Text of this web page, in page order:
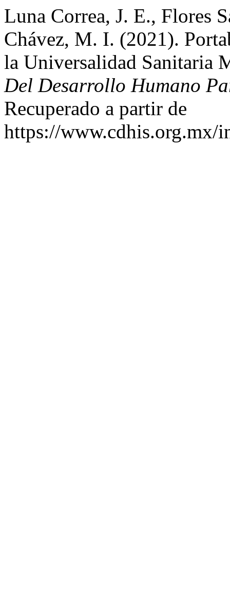
Luna Correa, J. E., Flores
Chávez, M. I. (2021).
la Universalidad Sanitaria
Del Desarrollo Humano
Recuperado a partir de
https://www.cdhis.org.mx/